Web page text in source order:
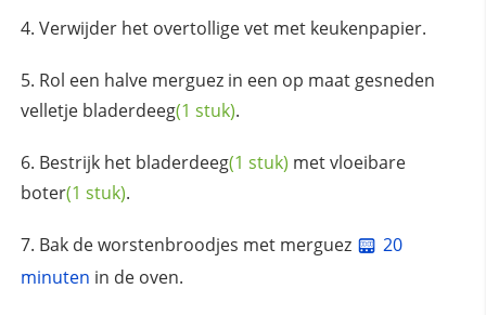
Verwijder het overtollige vet met keukenpapier.
Rol een halve merguez in een op maat gesneden
velletje bladerdeeg(1 stuk).
Bestrijk het bladerdeeg(1 stuk) metvloeibare
boter(1 stuk).
Bak de worstenbroodjes met merguez
20
minuten in de oven.